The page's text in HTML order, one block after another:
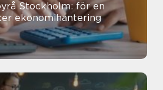
Stockholm: för en
ekonomihantering